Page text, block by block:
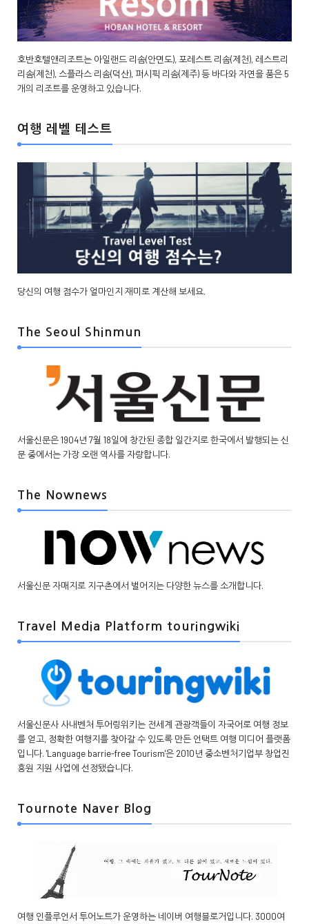
호반호텔앤리조트는 아일랜드 리솜(안면도), 포레스트 리솜(제천), 레스트리
리솜(제천), 스플라스 리솜(덕산), 퍼시픽 리솜(제주) 등 바다와 자연을 품은 5
개의 리조트를 운영하고 있습니다.
여행 레벨 테스트
당신의 여행 점수가 얼마인지 재미로 계산해 보세요.
The Seoul Shinmun
서울신문은 1904년 7월 18일에 창간된 종합 일간지로 한국에서 발행되는 신
문 중에서는 가장 오랜 역사를 자랑합니다.
The Nownews
서울신문 자매지로 지구촌에서 벌어지는 다양한 뉴스를 소개합니다.
Travel Media Platform touringwiki
서울신문사 사내벤처 투어링위키는 전세계 관광객들이 자국어로 여행 정보
를 얻고, 정확한 여행지를 찾아갈 수 있도록 만든 언택트 여행 미디어 플랫폼
입니다. 'Language barrie-free Tourism'은 2010년 중소벤처기업부 창업진
흥원 지원 사업에 선정됐습니다.
Tournote Naver Blog
여행 인플루언서 투어노트가 운영하는 네이버 여행블로거입니다. 3000여